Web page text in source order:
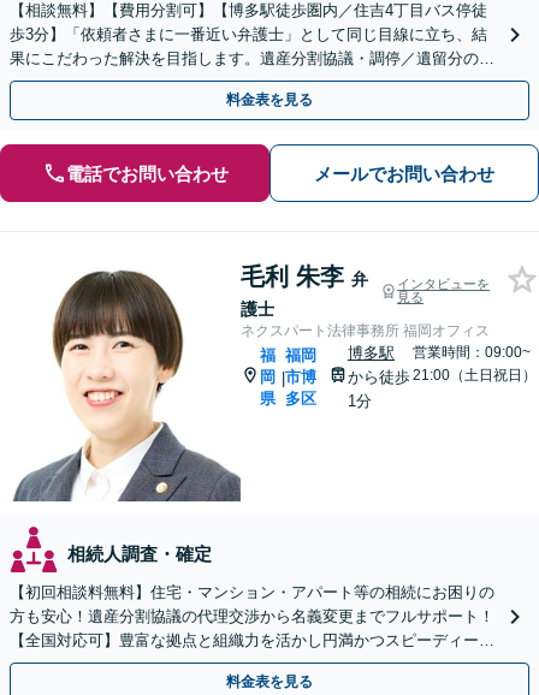
【相談無料】【費用分割可】【博多駅徒歩圏内／住吉4丁目バス停徒
歩3分】「依頼者さまに一番近い弁護士」として同じ目線に立ち、結
果にこだわった解決を目指します。遺産分割協議・調停／遺留分の侵
害／遺言書の作成／遺産の調査など
料金表を見る
電話でお問い合わせ メールでお問い合わせ
毛利 朱李 弁
護士
インタビューを
見る
ネクスパート法律事務所 福岡オフィス
福
岡
県
|
福岡
市博
多区
博多駅
から徒歩
1分
営業時間：09:00~
21:00（土日祝日）
相続人調査・確定
【初回相談料無料】住宅・マンション・アパート等の相続にお困りの
方も安心！遺産分割協議の代理交渉から名義変更までフルサポート！
【全国対応可】豊富な拠点と組織力を活かし円満かつスピーディーに
相続手続きをお手伝いします【取扱い実績2000件以上】
料金表を見る